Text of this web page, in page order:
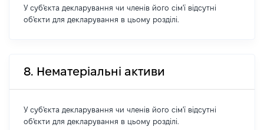
У суб'єкта декларування чи членів його сім'ї відсутні
об'єкти для декларування в цьому розділі.
8. Нематеріальні активи
У суб'єкта декларування чи членів його сім'ї відсутні
об'єкти для декларування в цьому розділі.